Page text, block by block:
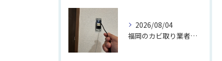
2026/08/04
福岡のカビ取り業者おすすめの選び方と費用